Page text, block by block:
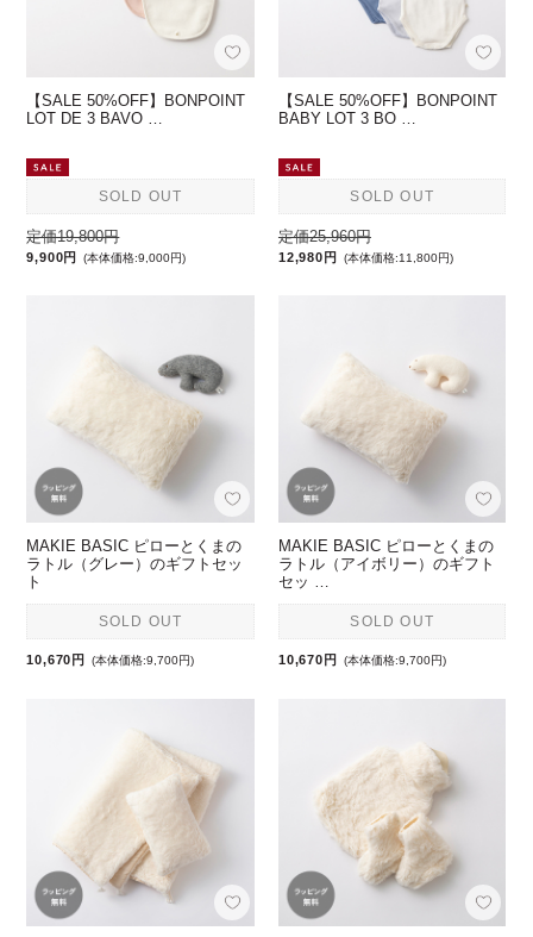
【SALE 50%OFF】BONPOINT
LOT DE 3 BAVO …
SOLD OUT
定価19,800円
9,900円 (本体価格:9,000円)
【SALE 50%OFF】BONPOINT
BABY LOT 3 BO …
SOLD OUT
定価25,960円
12,980円 (本体価格:11,800円)
MAKIE BASIC ピローとくまの
ラトル（グレー）のギフトセッ
ト
SOLD OUT
10,670円 (本体価格:9,700円)
MAKIE BASIC ピローとくまの
ラトル（アイボリー）のギフト
セッ …
SOLD OUT
10,670円 (本体価格:9,700円)